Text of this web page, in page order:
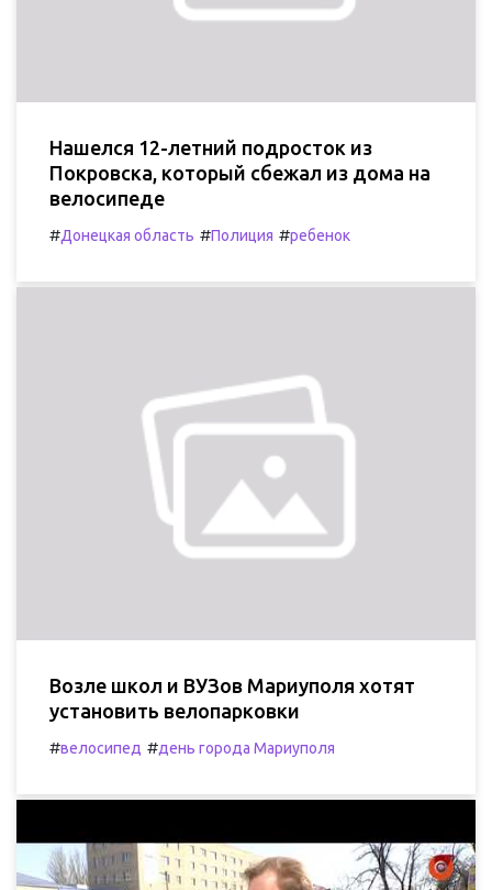
Нашелся 12-летний подросток из
Покровска, который сбежал из дома на
велосипеде
#Донецкая область #Полиция #ребенок
Возле школ и ВУЗов Мариуполя хотят
установить велопарковки
#велосипед #день города Мариуполя